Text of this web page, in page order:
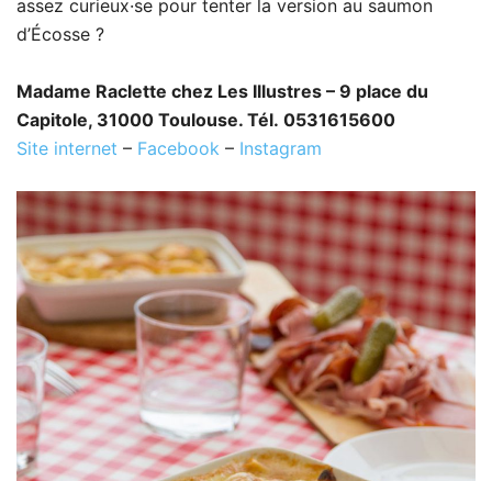
assez curieux·se pour tenter la version au saumon
d’Écosse ?
Madame Raclette chez Les Illustres – 9 place du
Capitole, 31000 Toulouse. Tél. 0531615600
Site internet – Facebook – Instagram